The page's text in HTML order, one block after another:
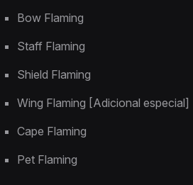
Bow Flaming
Staff Flaming
Shield Flaming
Wing Flaming [Adicional especial]
Cape Flaming
Pet Flaming